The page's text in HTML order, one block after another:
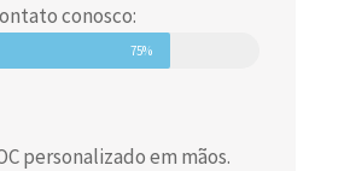
conosco:
75%
personalizado em mãos.